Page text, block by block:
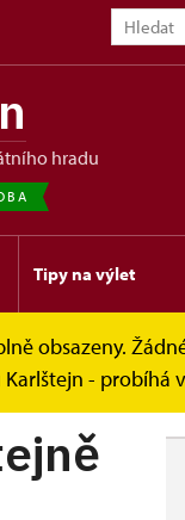
hradu
Tipy na výlet
obsazeny.
Karlštejn - probíhá